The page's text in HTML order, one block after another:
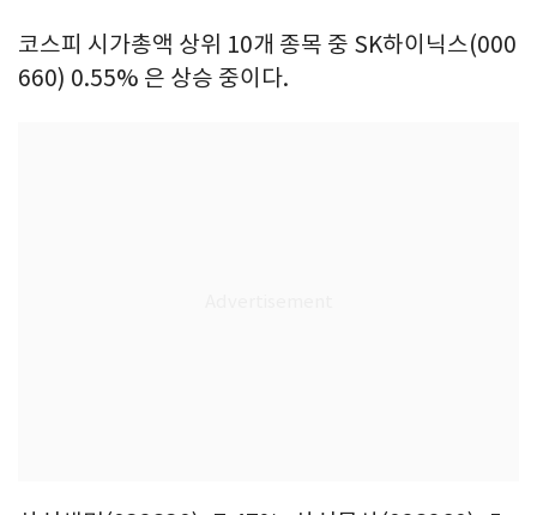
코스피 시가총액 상위 10개 종목 중 SK하이닉스(000
660) 0.55% 은 상승 중이다.